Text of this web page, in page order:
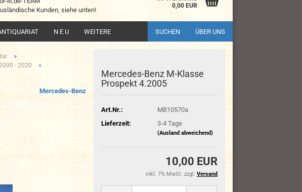
Kunden, siehe unten!
0,00 EUR
N E U SUCHEN ÜBER UNS
WEITERE
»
- 2020 »
Mercedes-Benz
Mercedes-Benz M-Klasse
Prospekt 4.2005
Art.Nr.:
MB10570a
Lieferzeit:
3-4 Tage
(Ausland abweichend)
10,00 EUR
inkl. 7% MwSt. zzgl. Versand